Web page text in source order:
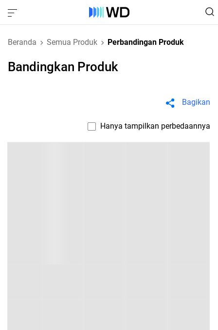
Beranda Semua Produk Perbandingan Produk
Bandingkan Produk
Bagikan
Hanya tampilkan perbedaannya